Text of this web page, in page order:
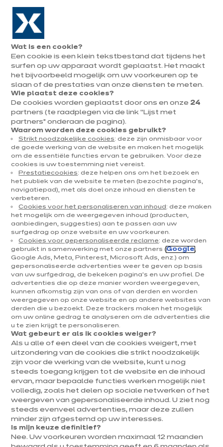
Naar de navigatie gaan
Naar de hoofdinhoud gaan
Menu
openen
winkels
Afspraak
maken
U
bevindt
zich
hier:
Home Onze keukens Per categorie Onze toonzaalkeukens Arena
Contact
Brochure downloaden
Afspraak maken
Keukens & inrichting
Onze keukens
Keukeninspiratie
Interieurs
Jouw project
Over ixina
Werken bij ixina
Nieuwsbrief
Ontdek al ons nieuws
Wat is een cookie?
Een cookie is een klein tekstbestand dat tijdens het
surfen op uw apparaat wordt geplaatst. Het maakt
het bijvoorbeeld mogelijk om uw voorkeuren op te
slaan of de prestaties van onze diensten te meten.
Wie plaatst deze cookies?
De cookies worden geplaatst door ons en onze 24
partners (te raadplegen via de link “Lijst met
partners” onderaan de pagina).
Waarom worden deze cookies gebruikt?
Strikt noodzakelijke cookies: deze zijn onmisbaar voor
de goede werking van de website en maken het mogelijk
om de essentiële functies ervan te gebruiken. Voor deze
cookies is uw toestemming niet vereist.
Prestatiecookies: deze helpen ons om het bezoek en
het publiek van de website te meten (bezochte pagina's,
navigatiepad), met als doel onze inhoud en diensten te
verbeteren.
Cookies voor het personaliseren van inhoud : deze maken
het mogelijk om de weergegeven inhoud (producten,
aanbiedingen, suggesties) aan te passen aan uw
surfgedrag op onze website en uw voorkeuren.
Cookies voor gepersonaliseerde reclame: deze worden
gebruikt in samenwerking met onze partners (Google,
Google Ads, Meta, Pinterest, Microsoft Ads, enz.) om
gepersonaliseerde advertenties weer te geven op basis
van uw surfgedrag, de bekeken pagina's en uw profiel. De
advertenties die op deze manier worden weergegeven,
kunnen afkomstig zijn van ons of van derden en worden
weergegeven op onze website en op andere websites van
derden die u bezoekt. Deze trackers maken het mogelijk
om uw online gedrag te analyseren om de advertenties die
u te zien krijgt te personaliseren.
Wat gebeurt er als ik cookies weiger?
Als u alle of een deel van de cookies weigert, met
uitzondering van de cookies die strikt noodzakelijk
zijn voor de werking van de website, kunt u nog
steeds toegang krijgen tot de website en de inhoud
ervan, maar bepaalde functies werken mogelijk niet
volledig, zoals het delen op sociale netwerken of het
weergeven van gepersonaliseerde inhoud. U ziet nog
steeds evenveel advertenties, maar deze zullen
minder zijn afgestemd op uw interesses.
Is mijn keuze definitief?
Nee. Uw voorkeuren worden maximaal 12 maanden